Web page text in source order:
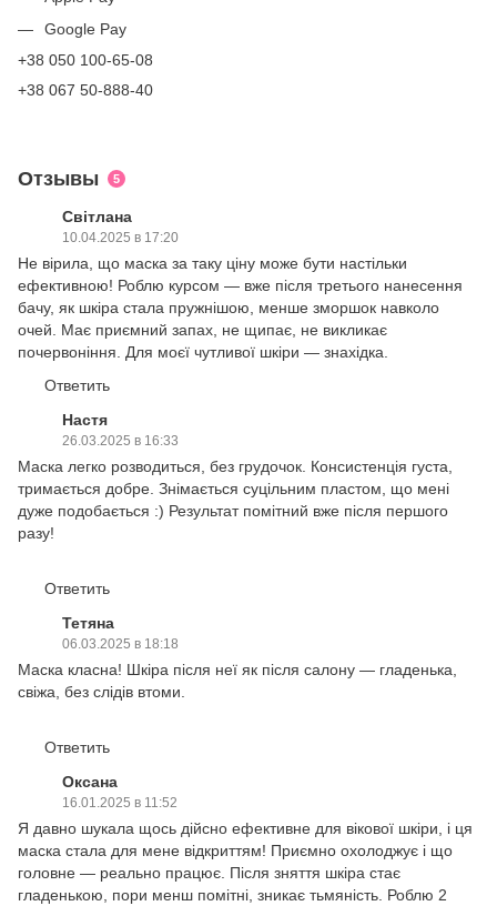
Google Pay
+38 050 100-65-08
+38 067 50-888-40
Отзывы 5
Світлана
10.04.2025 в 17:20
Не вірила, що маска за таку ціну може бути настільки
ефективною! Роблю курсом — вже після третього нанесення
бачу, як шкіра стала пружнішою, менше зморшок навколо
очей. Має приємний запах, не щипає, не викликає
почервоніння. Для моєї чутливої шкіри — знахідка.
Ответить
Настя
26.03.2025 в 16:33
Маска легко розводиться, без грудочок. Консистенція густа,
тримається добре. Знімається суцільним пластом, що мені
дуже подобається :) Результат помітний вже після першого
разу!
Ответить
Тетяна
06.03.2025 в 18:18
Маска класна! Шкіра після неї як після салону — гладенька,
свіжа, без слідів втоми.
Ответить
Оксана
16.01.2025 в 11:52
Я давно шукала щось дійсно ефективне для вікової шкіри, і ця
маска стала для мене відкриттям! Приємно охолоджує і що
головне — реально працює. Після зняття шкіра стає
гладенькою, пори менш помітні, зникає тьмяність. Роблю 2